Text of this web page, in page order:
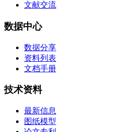
文献交流
数据中心
数据分享
资料列表
文档手册
技术资料
最新信息
图纸模型